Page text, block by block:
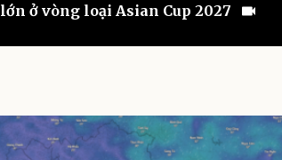
lớn ở vòng loại Asian Cup 2027